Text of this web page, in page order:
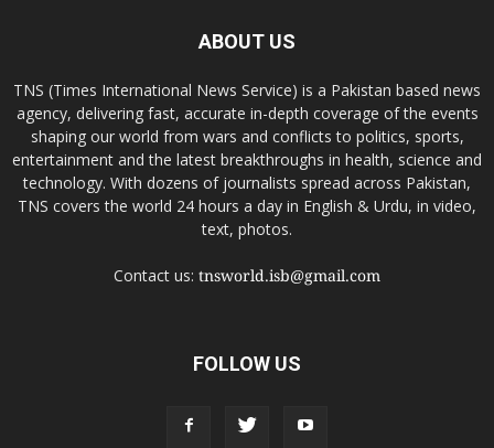
ABOUT US
TNS (Times International News Service) is a Pakistan based news
agency, delivering fast, accurate in-depth coverage of the events
shaping our world from wars and conflicts to politics, sports,
entertainment and the latest breakthroughs in health, science and
technology. With dozens of journalists spread across Pakistan,
TNS covers the world 24 hours a day in English & Urdu, in video,
text, photos.
Contact us: tnsworld.isb@gmail.com
FOLLOW US